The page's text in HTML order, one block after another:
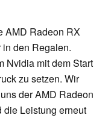
AMD Radeon RX
den Regalen.
Nvidia mit dem Start
zu setzen. Wir
der AMD Radeon
die Leistung erneut